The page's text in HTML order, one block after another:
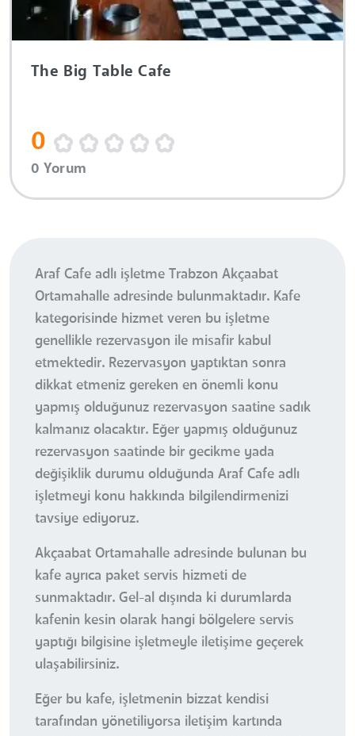
The Big Table Cafe
0
0 Yorum
Araf Cafe adlı işletme Trabzon Akçaabat
Ortamahalle adresinde bulunmaktadır. Kafe
kategorisinde hizmet veren bu işletme
genellikle rezervasyon ile misafir kabul
etmektedir. Rezervasyon yaptıktan sonra
dikkat etmeniz gereken en önemli konu
yapmış olduğunuz rezervasyon saatine sadık
kalmanız olacaktır. Eğer yapmış olduğunuz
rezervasyon saatinde bir gecikme yada
değişiklik durumu olduğunda Araf Cafe adlı
işletmeyi konu hakkında bilgilendirmenizi
tavsiye ediyoruz.
Akçaabat Ortamahalle adresinde bulunan bu
kafe ayrıca paket servis hizmeti de
sunmaktadır. Gel-al dışında ki durumlarda
kafenin kesin olarak hangi bölgelere servis
yaptığı bilgisine işletmeyle iletişime geçerek
ulaşabilirsiniz.
Eğer bu kafe, işletmenin bizzat kendisi
tarafından yönetiliyorsa iletişim kartında